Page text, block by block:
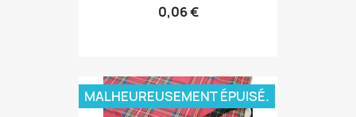
0,06 €
MALHEUREUSEMENT ÉPUISÉ.